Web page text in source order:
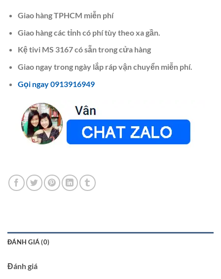
Giao hàng TPHCM miễn phí
Giao hàng các tỉnh có phí tùy theo xa gần.
Kệ tivi MS 3167 có sẵn trong cửa hàng
Giao ngay trong ngày lắp ráp vận chuyển miễn phí.
Gọi ngay 0913916949
ĐÁNH GIÁ (0)
Đánh giá